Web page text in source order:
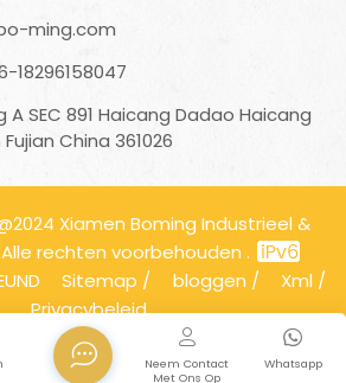
ming.com
18296158047
A SEC 891 Haicang Dadao Haicang
China 361026
Xiamen Boming Industrieel &
rechten voorbehouden .
Sitemap / bloggen / Xml /
Privacybeleid
Whatsapp
Neem Contact
Met Ons Op